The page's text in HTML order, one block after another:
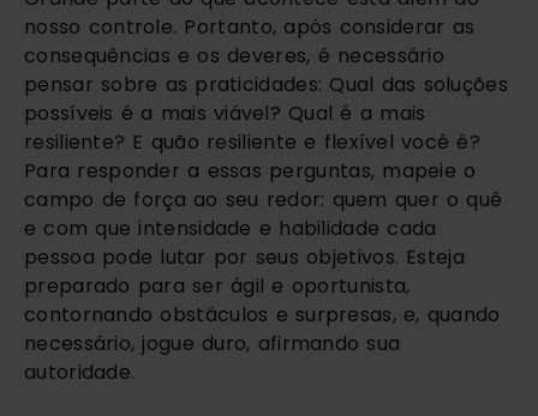
nosso controle. Portanto, após considerar as
consequências e os deveres, é necessário
pensar sobre as praticidades: Qual das soluções
possíveis é a mais viável? Qual é a mais
resiliente? E quão resiliente e flexível você é?
Para responder a essas perguntas, mapeie o
campo de força ao seu redor: quem quer o quê
e com que intensidade e habilidade cada
pessoa pode lutar por seus objetivos. Esteja
preparado para ser ágil e oportunista,
contornando obstáculos e surpresas, e, quando
necessário, jogue duro, afirmando sua
autoridade.